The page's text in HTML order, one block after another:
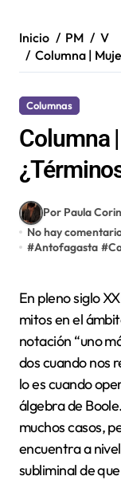
Inicio PM
V
Columna |
Columnas
Columna
Por Paula
No hay
#Antofagasta #
En pleno siglo XXI, aún nos enfrentamos a grandes
mitos en el
notación “uno
dos cuando nos
lo es cuando
álgebra de
muchos casos,
encuentra a
subliminal de